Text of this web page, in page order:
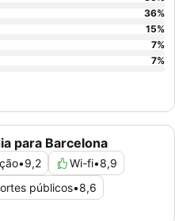
para Barcelona
•9,2 Wi-fi•8,9
públicos•8,6
36%
15%
7%
7%